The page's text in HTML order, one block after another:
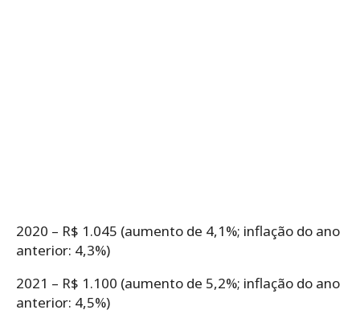
2020 – R$ 1.045 (aumento de 4,1%; inflação do ano
anterior: 4,3%)
2021 – R$ 1.100 (aumento de 5,2%; inflação do ano
anterior: 4,5%)